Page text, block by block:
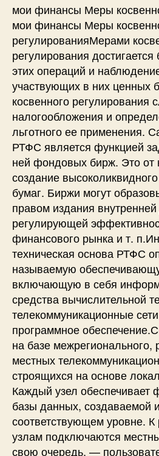
мои финансы Меры
мои финансы Меры
регулированияМерами
регулирования
этих операций и
участвующих в них ценных
косвенного регулирования
налогообложения и
льготного ее применения.
РТФС является функцией
ней фондовых бирж. Это от
создание
бумаг. Биржи могут
правом издания
регулирующей
финансового рынка и т.
техническая основа РТФС
называемую
включающую в себя
средства вычислительной
телекоммуникационные
программное
на базе межрегионального,
местных
строящихся на основе
Каждый узел обеспечивает
базы данных, создаваемой
соответствующем уровне.
узлам подключаются
свою очередь, —